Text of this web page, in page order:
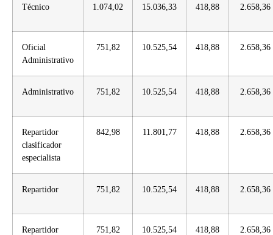
Técnico 1.074,02 15.036,33 418,88 2.658,36
Oficial
Administrativo
751,82 10.525,54 418,88 2.658,36
Administrativo 751,82 10.525,54 418,88 2.658,36
Repartidor
clasificador
especialista
842,98 11.801,77 418,88 2.658,36
Repartidor 751,82 10.525,54 418,88 2.658,36
Repartidor
751,82 10.525,54 418,88 2.658,36